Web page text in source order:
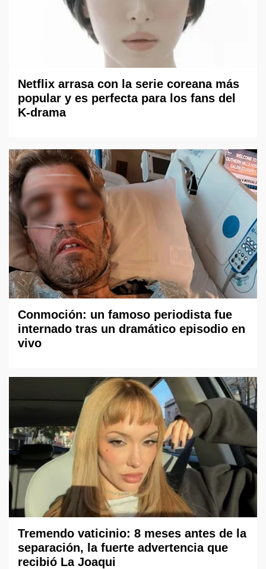
Netflix arrasa con la serie coreana más
popular y es perfecta para los fans del
K-drama
Conmoción: un famoso periodista fue
internado tras un dramático episodio en
vivo
Tremendo vaticinio: 8 meses antes de la
separación, la fuerte advertencia que
recibió La Joaqui